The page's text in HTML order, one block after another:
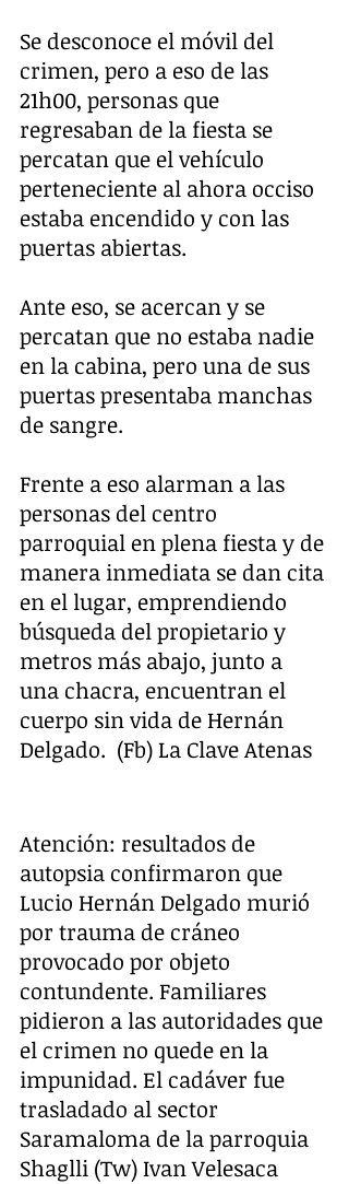
Se desconoce el móvil del
crimen, pero a eso de las
21h00, personas que
regresaban de la fiesta se
percatan que el vehículo
perteneciente al ahora occiso
estaba encendido y con las
puertas abiertas.
Ante eso, se acercan y se
percatan que no estaba nadie
en la cabina, pero una de sus
puertas presentaba manchas
de sangre.
Frente a eso alarman a las
personas del centro
parroquial en plena fiesta y de
manera inmediata se dan cita
en el lugar, emprendiendo
búsqueda del propietario y
metros más abajo, junto a
una chacra, encuentran el
cuerpo sin vida de Hernán
Delgado.  (Fb) La Clave Atenas
Atención: resultados de
autopsia confirmaron que
Lucio Hernán Delgado murió
por trauma de cráneo
provocado por objeto
contundente. Familiares
pidieron a las autoridades que
el crimen no quede en la
impunidad. El cadáver fue
trasladado al sector
Saramaloma de la parroquia
Shaglli (Tw) Ivan Velesaca